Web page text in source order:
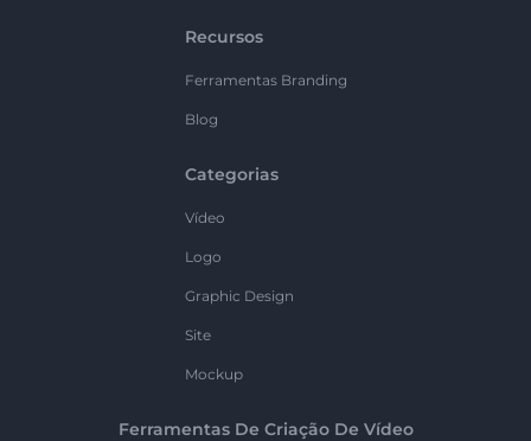
Recursos
Ferramentas Branding
Blog
Categorias
Vídeo
Logo
Graphic Design
Site
Mockup
Ferramentas De Criação De Vídeo